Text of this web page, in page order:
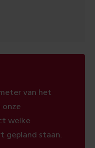
van het
onze
welke
gepland staan.